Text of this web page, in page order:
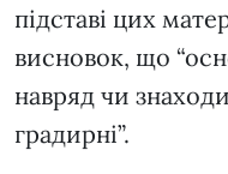
підставі цих
висновок, що
навряд чи
градирні”.